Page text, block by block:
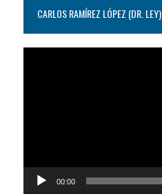
CARLOS RAMÍREZ LÓPEZ (DR. LEY)
00:00